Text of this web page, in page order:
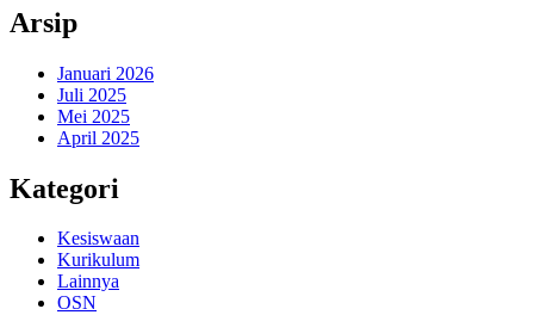
Arsip
Januari 2026
Juli 2025
Mei 2025
April 2025
Kategori
Kesiswaan
Kurikulum
Lainnya
OSN